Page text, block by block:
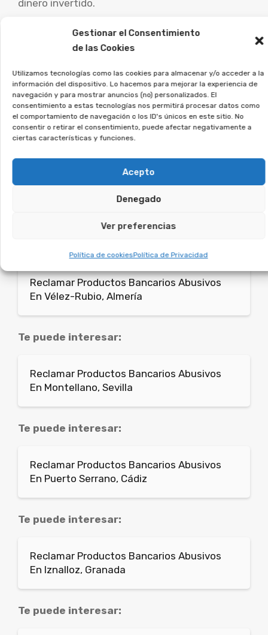
Gestionar el Consentimiento
de las Cookies
Utilizamos tecnologías como las cookies para almacenar y/o acceder a la
información del dispositivo. Lo hacemos para mejorar la experiencia de
navegación y para mostrar anuncios (no) personalizados. El
consentimiento a estas tecnologías nos permitirá procesar datos como
el comportamiento de navegación o los ID's únicos en este sitio. No
consentir o retirar el consentimiento, puede afectar negativamente a
ciertas características y funciones.
Acepto
Denegado
Ver preferencias
Política de cookiesPolítica de Privacidad
dinero invertido.
Es esencial que las personas afectadas por este
tipo de acuerdos busquen asesoramiento legal
especializado para examinar su caso concreto y
explorar las opciones legales.
En Afeban asesoramos a
quienes firmaron este tipo de
Si firmaste un contrato así, regístrate sin
Reclamar Productos Bancarios Abusivos
En Vélez-Rubio, Almería
Te puede interesar:
Reclamar Productos Bancarios Abusivos
En Montellano, Sevilla
Te puede interesar:
Reclamar Productos Bancarios Abusivos
En Puerto Serrano, Cádiz
Te puede interesar:
Reclamar Productos Bancarios Abusivos
En Iznalloz, Granada
Te puede interesar: